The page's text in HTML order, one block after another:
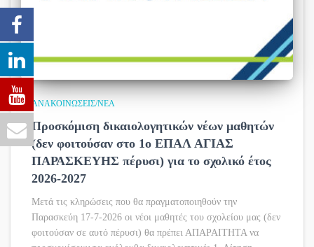
ΑΝΑΚΟΙΝΏΣΕΙΣ/ΝΈΑ
Προσκόμιση δικαιολογητικών νέων μαθητών
(δεν φοιτούσαν στο 1ο ΕΠΑΛ ΑΓΙΑΣ
ΠΑΡΑΣΚΕΥΗΣ πέρυσι) για το σχολικό έτος
2026-2027
Μετά τις κληρώσεις που θα πραγματοποιηθούν την
Παρασκεύη 17-7-2026 οι νέοι μαθητές του σχολείου μας (δεν
φοιτούσαν σε αυτό πέρυσι) θα πρέπει ΑΠΑΡΑΙΤΗΤΑ να